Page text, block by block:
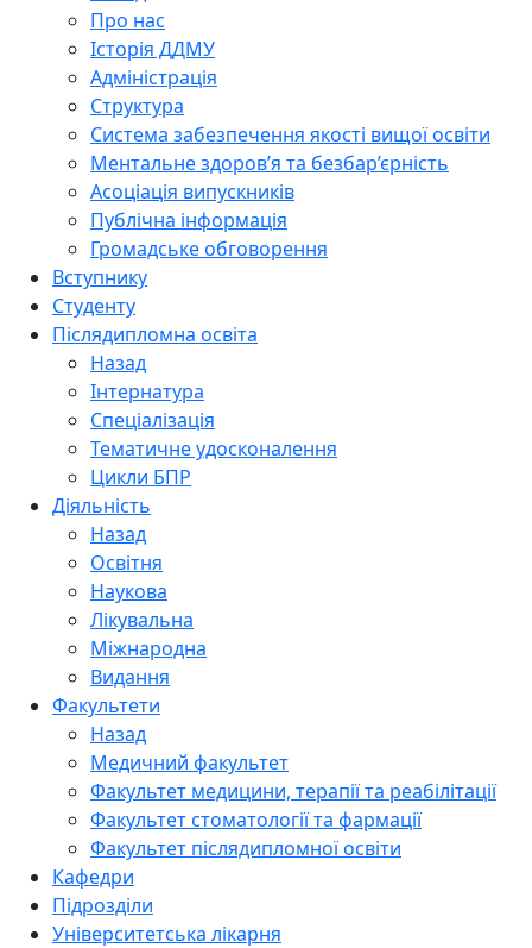
Про нас
Історія ДДМУ
Адміністрація
Структура
Система забезпечення якості вищої освіти
Ментальне здоров’я та безбар’єрність
Асоціація випускників
Публічна інформація
Громадське обговорення
Вступнику
Студенту
Післядипломна освіта
Назад
Інтернатура
Спеціалізація
Тематичне удосконалення
Цикли БПР
Діяльність
Назад
Освітня
Наукова
Лікувальна
Міжнародна
Видання
Факультети
Назад
Медичний факультет
Факультет медицини, терапії та реабілітації
Факультет стоматології та фармації
Факультет післядипломної освіти
Кафедри
Підрозділи
Університетська лікарня